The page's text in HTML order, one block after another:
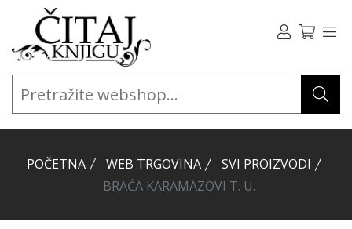
POČETNA WEB TRGOVINA
SVI PROIZVODI
BRAĆA KARAMAZOVI T. U.